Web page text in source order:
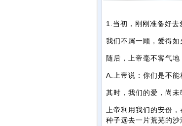
1.当初，刚刚准备好去
我们不屑一顾，爱得如
随后，上帝毫不客气地
A.上帝说：你们是不能
其时，我们的爱，尚未
上帝利用我们的安份
种子远去一片荒芜的